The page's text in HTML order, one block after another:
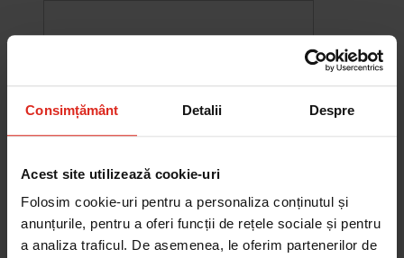
Consimțământ Detalii Despre
Acest site utilizează cookie-uri
Folosim cookie-uri pentru a personaliza conținutul și
anunțurile, pentru a oferi funcții de rețele sociale și pentru
a analiza traficul. De asemenea, le oferim partenerilor de